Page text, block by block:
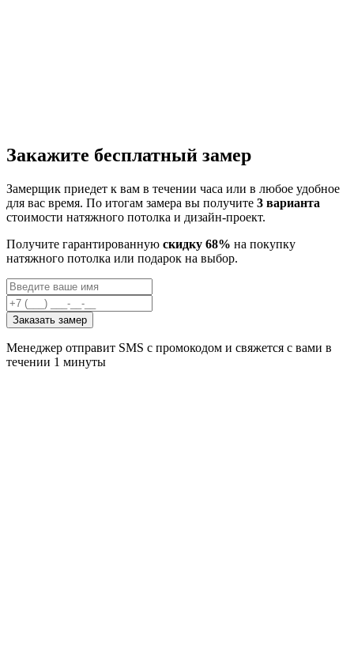
Закажите бесплатный замер
Замерщик приедет к вам в течении часа или в любое удобное
для вас время. По итогам замера вы получите 3 варианта
стоимости натяжного потолка и дизайн-проект.
Получите гарантированную скидку 68% на покупку
натяжного потолка или подарок на выбор.
Заказать замер
Менеджер отправит SMS с промокодом и свяжется с вами в
течении 1 минуты